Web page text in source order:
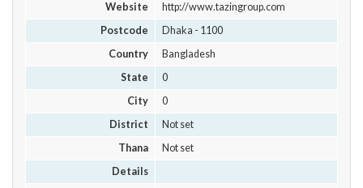
Website
http://www.tazingroup.com
Postcode
Dhaka - 1100
Country
Bangladesh
State
0
City
0
District
Not set
Thana
Not set
Details